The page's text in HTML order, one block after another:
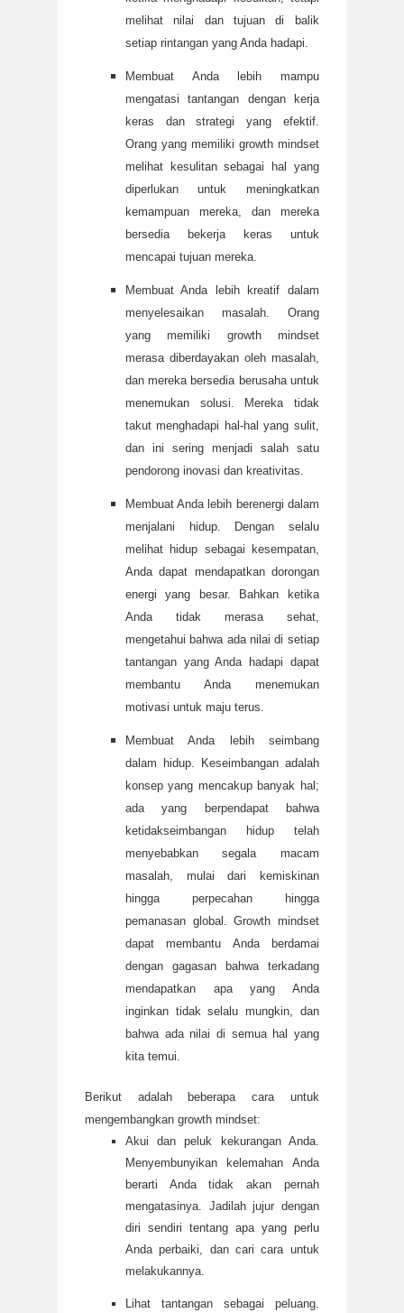
melihat nilai dan tujuan di balik
setiap rintangan yang Anda hadapi.
Membuat Anda lebih mampu
mengatasi tantangan dengan kerja
keras dan strategi yang efektif.
Orang yang memiliki growth mindset
melihat kesulitan sebagai hal yang
diperlukan untuk meningkatkan
kemampuan mereka, dan mereka
bersedia bekerja keras untuk
mencapai tujuan mereka.
Membuat Anda lebih kreatif dalam
menyelesaikan masalah. Orang
yang memiliki growth mindset
merasa diberdayakan oleh masalah,
dan mereka bersedia berusaha untuk
menemukan solusi. Mereka tidak
takut menghadapi hal-hal yang sulit,
dan ini sering menjadi salah satu
pendorong inovasi dan kreativitas.
Membuat Anda lebih berenergi dalam
menjalani hidup. Dengan selalu
melihat hidup sebagai kesempatan,
Anda dapat mendapatkan dorongan
energi yang besar. Bahkan ketika
Anda tidak merasa sehat,
mengetahui bahwa ada nilai di setiap
tantangan yang Anda hadapi dapat
membantu Anda menemukan
motivasi untuk maju terus.
Membuat Anda lebih seimbang
dalam hidup. Keseimbangan adalah
konsep yang mencakup banyak hal;
ada yang berpendapat bahwa
ketidakseimbangan hidup telah
menyebabkan segala macam
masalah, mulai dari kemiskinan
hingga perpecahan hingga
pemanasan global. Growth mindset
dapat membantu Anda berdamai
dengan gagasan bahwa terkadang
mendapatkan apa yang Anda
inginkan tidak selalu mungkin, dan
bahwa ada nilai di semua hal yang
kita temui.
Berikut adalah beberapa cara untuk
mengembangkan growth mindset:
Akui dan peluk kekurangan Anda.
Menyembunyikan kelemahan Anda
berarti Anda tidak akan pernah
mengatasinya. Jadilah jujur dengan
diri sendiri tentang apa yang perlu
Anda perbaiki, dan cari cara untuk
melakukannya.
Lihat tantangan sebagai peluang.